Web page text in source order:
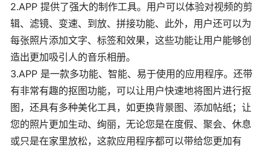
2.APP 提供了强大的制作工具。用户可以体验对视频的剪
辑、滤镜、变速、到放、拼接功能、此外，用户还可以为
每张照片添加文字、标签和效果，这些功能让用户能够创
造出更加吸引人的音乐相册。
3.APP 是一款多功能、智能、易于使用的应用程序。还带
有非常有趣的抠图功能，可以让用户快速地将图片进行抠
图，还具有多种美化工具，如更换背景图、添加帖纸；让
您的照片更加生动、绚丽，无论您是在度假、聚会、休息
或只是在家里放松，这款应用程序都可以带给您更加有